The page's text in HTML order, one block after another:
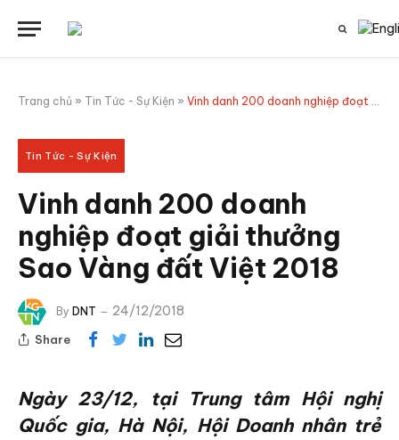
Trang chủ » Tin Tức - Sự Kiện » Vinh danh 200 doanh nghiệp đoạt giải thưởng Sao Vàng đất Việt 2018
Tin Tức - Sự Kiện
Vinh danh 200 doanh
nghiệp đoạt giải thưởng
Sao Vàng đất Việt 2018
By DNT 24/12/2018
Share
Ngày 23/12, tại Trung tâm Hội nghị
Quốc gia, Hà Nội, Hội Doanh nhân trẻ